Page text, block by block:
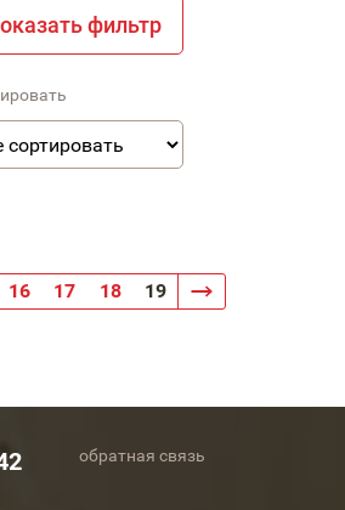
16 17 18 19
фильтр
обратная связь